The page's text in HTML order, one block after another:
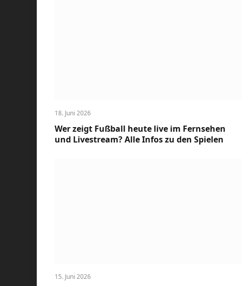
18. Juni 2026
Wer zeigt Fußball heute live im Fernsehen
und Livestream? Alle Infos zu den Spielen
15. Juni 2026